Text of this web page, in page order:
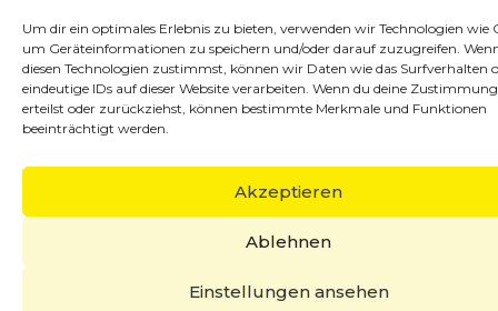
Um dir ein optimales Erlebnis zu bieten, verwenden wir Technologien wie
um Geräteinformationen zu speichern und/oder darauf zuzugreifen.
diesen Technologien zustimmst, können wir Daten wie das Surfverhalten
eindeutige IDs auf dieser Website verarbeiten. Wenn du deine
erteilst oder zurückziehst, können bestimmte Merkmale und Funktionen
beeinträchtigt werden.
Akzeptieren
Ablehnen
Einstellungen ansehen